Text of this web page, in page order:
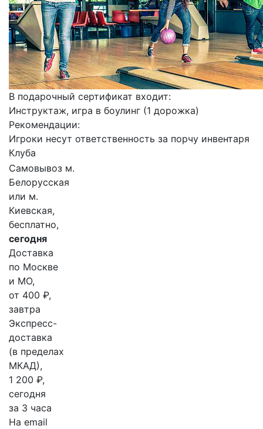
В подарочный сертификат входит:
Инструктаж, игра в боулинг (1 дорожка)
Рекомендации:
Игроки несут ответственность за порчу инвентаря
Клуба
Самовывоз м.
Белорусская
или м.
Киевская,
бесплатно,
сегодня
Доставка
по Москве
и МО,
от 400 ₽,
завтра
Экспресс-
доставка
(в пределах
МКАД),
1 200 ₽,
сегодня
за 3 часа
На email